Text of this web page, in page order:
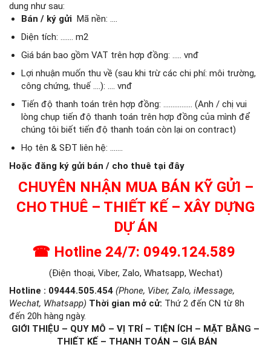
dung như sau:
Bán / ký gửi Mã nền: ….
Diện tích: ……. m2
Giá bán bao gồm VAT trên hợp đồng: ….. vnđ
Lợi nhuận muốn thu về (sau khi trừ các chi phí: môi trường,
công chứng, thuế ….): …. vnđ
Tiến độ thanh toán trên hợp đồng: ……………. (Anh / chị vui
lòng chụp tiến độ thanh toán trên hợp đồng của mình để
chúng tôi biết tiến độ thanh toán còn lại on contract)
Họ tên & SĐT liên hệ: …….
Hoặc đăng ký gửi bán / cho thuê tại đây
CHUYÊN NHẬN MUA BÁN KỸ GỬI –
CHO THUÊ – THIẾT KẾ – XÂY DỰNG
DỰ ÁN
☎ Hotline 24/7: 0949.124.589
(Điện thoại, Viber, Zalo, Whatsapp, Wechat)
Hotline : 09444.505.454 (Phone, Viber, Zalo, iMessage,
Wechat, Whatsapp) Thời gian mở cử: Thứ 2 đến CN từ 8h
đến 20h hàng ngày.
GIỚI THIỆU – QUY MÔ – VỊ TRÍ – TIỆN ÍCH – MẶT BẰNG –
THIẾT KẾ – THANH TOÁN – GIÁ BÁN